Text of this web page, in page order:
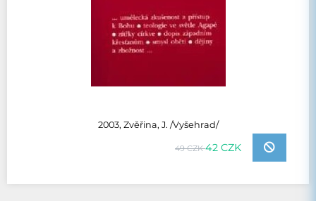
2003, Zvěřina, J. /Vyšehrad/
49 CZK42 CZK